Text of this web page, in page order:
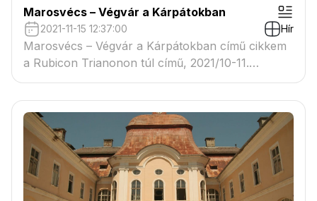
Marosvécs – Végvár a Kárpátokban
2021-11-15 12:37:00 Hír
Marosvécs – Végvár a Kárpátokban című cikkem
a Rubicon Trianonon túl című, 2021/10-11.
számában.